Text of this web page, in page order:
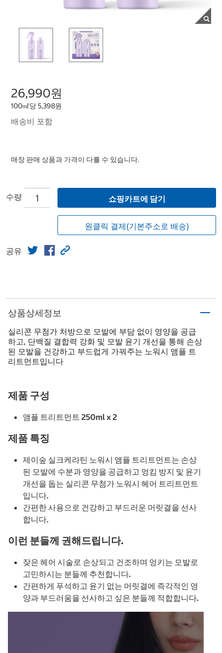
26,990원
100㎖당 5,398원
배송비 포함
매장 판매 상품과 가격이 다를 수 있습니다.
수량 쇼핑카트에 담기
원클릭 결제(기본주소로 배송)
공유
상품상세정보
실리콘 무첨가 처방으로 모발에 부담 없이 영양을 공급
하고, 단백질 결합력 강화 및 모발 윤기 개선을 통해 손상
된 모발을 건강하고 부드럽게 가꿔주는 노워시 앰플 트
리트먼트입니다
제품 구성
앰플 트리트먼트 250ml x 2
제품 특징
제이숲 실크케라틴 노워시 앰플 트리트먼트는 손상
된 모발에 수분과 영양을 공급하고 엉킴 방지 및 윤기
개선을 돕는 실리콘 무첨가 노워시 헤어 트리트먼트
입니다.
간편한 사용으로 건강하고 부드러운 머릿결을 선사
합니다.
이런 분들께 권해드립니다.
잦은 헤어 시술로 손상되고 건조하며 엉키는 모발로
고민하시는 분들께 추천합니다.
간편하게 푸석하고 윤기 없는 머릿결에 즉각적인 영
양과 부드러움을 선사하고 싶은 분들께 적합합니다.